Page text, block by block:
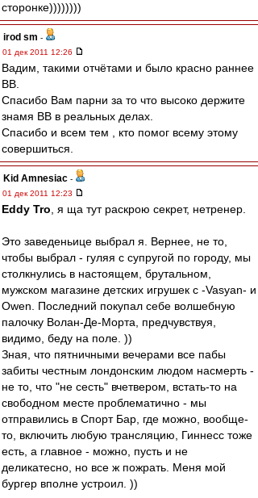
сторонке))))))))
irod sm -
01 дек 2011 12:26
Вадим, такими отчётами и было красно раннее
ВВ.
Спасибо Вам парни за то что высоко держите
знамя ВВ в реальных делах.
Спасибо и всем тем , кто помог всему этому
совершиться.
Kid Amnesiac -
01 дек 2011 12:23
Eddy Tro , я ща тут раскрою секрет, нетренер.
Это заведеньице выбрал я. Вернее, не то,
чтобы выбрал - гуляя с супругой по городу, мы
столкнулись в настоящем, брутальном,
мужском магазине детских игрушек с -Vasyan- и
Owen. Последний покупал себе волшебную
палочку Волан-Де-Морта, предчувствуя,
видимо, беду на поле. ))
Зная, что пятничными вечерами все пабы
забиты честным лондонским людом насмерть -
не то, что "не сесть" вчетвером, встать-то на
свободном месте проблематично - мы
отправились в Спорт Бар, где можно, вообще-
то, включить любую трансляцию, Гиннесс тоже
есть, а главное - можно, пусть и не
деликатесно, но все ж пожрать. Меня мой
бургер вполне устроил. ))